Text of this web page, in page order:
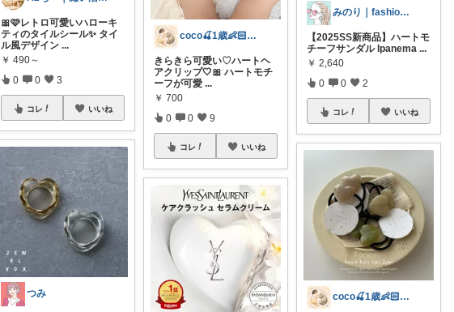
🎀🩷レトロ可愛いハローキ
ティのタイルシール✨ タイ
ル風デザイン ...
￥ 490～
0 0 3
コレ いいね
つみ
coco🍒1歳👶🏻5歳🐈
きらきら可愛い♡ハートヘ
アクリップ🤍🎀 ハートモチ
ーフが可愛 ...
￥ 700
0 0 9
コレ いいね
みのり｜fashion暮らしꕤ︎︎·͜·
【2025SS新商品】ハートモ
チーフサンダル Ipanema...
￥ 2,640
0 0 2
コレ いいね
coco🍒1歳👶🏻5歳🐈